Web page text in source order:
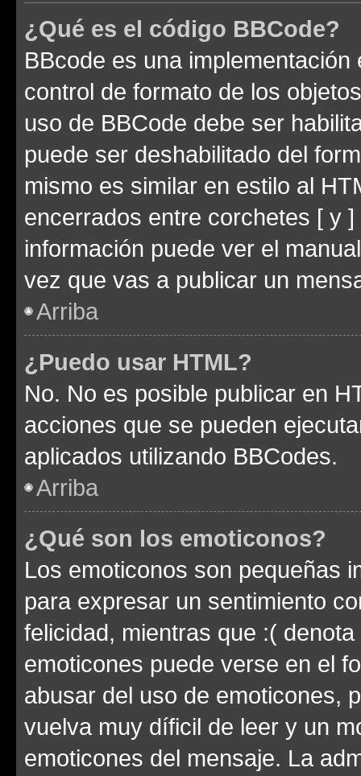
¿Qué es el código BBCode?
BBcode es una
control de formato de los
uso de BBCode debe ser
puede ser deshabilitado del
mismo es similar en estilo al
encerrados entre corchetes [ y
información puede ver el
vez que vas a publicar un
Arriba
¿Puedo usar HTML?
No. No es posible publicar en
acciones que se pueden
aplicados utilizando BBCodes.
Arriba
¿Qué son los emoticonos?
Los emoticonos son pequeñas
para expresar un sentimiento
felicidad, mientras que :(
emoticones puede verse en el
abusar del uso de emoticones,
vuelva muy díficil de leer y un
emoticones del mensaje. La